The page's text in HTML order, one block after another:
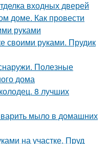
входных дверей
доме. Как провести
руками
своими руками. Прудик
Полезные
дома
8 лучших
мыло в домашних
на участке. Пруд